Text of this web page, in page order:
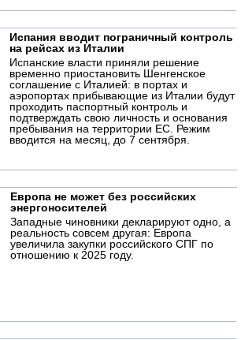
Испания вводит пограничный контроль
на рейсах из Италии
Испанские власти приняли решение
временно приостановить Шенгенское
соглашение с Италией: в портах и
аэропортах прибывающие из Италии будут
проходить паспортный контроль и
подтверждать свою личность и основания
пребывания на территории ЕС. Режим
вводится на месяц, до 7 сентября.
Европа не может без российских
энергоносителей
Западные чиновники декларируют одно, а
реальность совсем другая: Европа
увеличила закупки российского СПГ по
отношению к 2025 году.